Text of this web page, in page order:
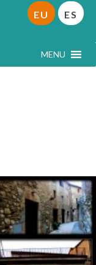
MENU
EU ES